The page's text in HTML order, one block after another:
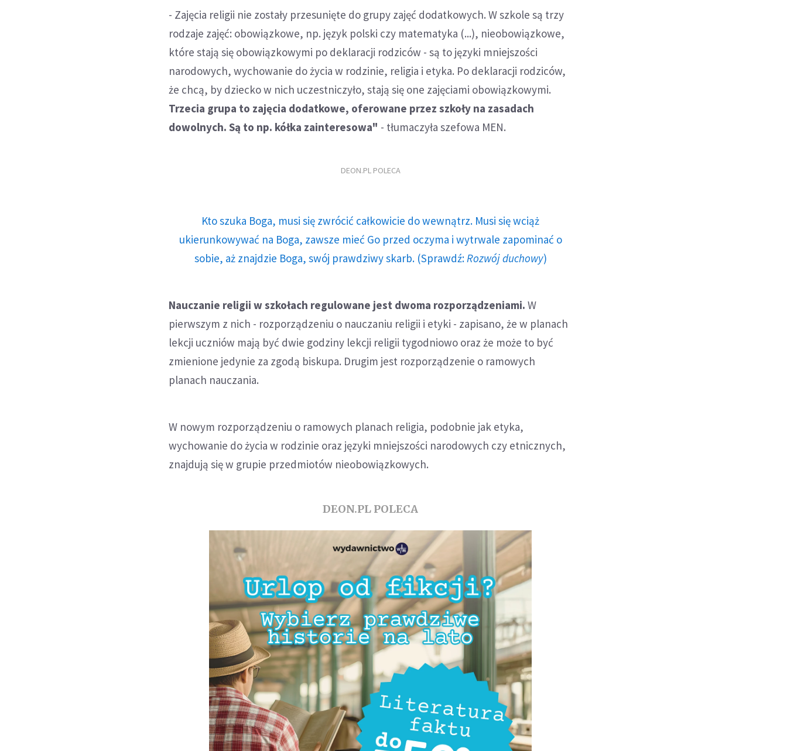
- Zajęcia religii nie zostały przesunięte do grupy zajęć dodatkowych. W szkole są trzy
rodzaje zajęć: obowiązkowe, np. język polski czy matematyka (...), nieobowiązkowe,
które stają się obowiązkowymi po deklaracji rodziców - są to języki mniejszości
narodowych, wychowanie do życia w rodzinie, religia i etyka. Po deklaracji rodziców,
że chcą, by dziecko w nich uczestniczyło, stają się one zajęciami obowiązkowymi.
Trzecia grupa to zajęcia dodatkowe, oferowane przez szkoły na zasadach
dowolnych. Są to np. kółka zainteresowa" - tłumaczyła szefowa MEN.
DEON.PL POLECA
Kto szuka Boga, musi się zwrócić całkowicie do wewnątrz. Musi się wciąż
ukierunkowywać na Boga, zawsze mieć Go przed oczyma i wytrwale zapominać o
sobie, aż znajdzie Boga, swój prawdziwy skarb. (Sprawdź: Rozwój duchowy)
Nauczanie religii w szkołach regulowane jest dwoma rozporządzeniami. W
pierwszym z nich - rozporządzeniu o nauczaniu religii i etyki - zapisano, że w planach
lekcji uczniów mają być dwie godziny lekcji religii tygodniowo oraz że może to być
zmienione jedynie za zgodą biskupa. Drugim jest rozporządzenie o ramowych
planach nauczania.
W nowym rozporządzeniu o ramowych planach religia, podobnie jak etyka,
wychowanie do życia w rodzinie oraz języki mniejszości narodowych czy etnicznych,
znajdują się w grupie przedmiotów nieobowiązkowych.
DEON.PL POLECA